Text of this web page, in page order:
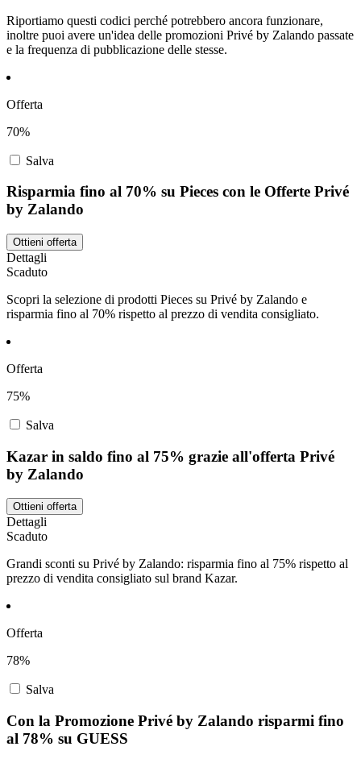
Riportiamo questi codici perché potrebbero ancora funzionare,
inoltre puoi avere un'idea delle promozioni Privé by Zalando passate
e la frequenza di pubblicazione delle stesse.
Offerta
70%
Salva
Risparmia fino al 70% su Pieces con le Offerte Privé
by Zalando
Ottieni offerta
Dettagli
Scaduto
Scopri la selezione di prodotti Pieces su Privé by Zalando e
risparmia fino al 70% rispetto al prezzo di vendita consigliato.
Offerta
75%
Salva
Kazar in saldo fino al 75% grazie all'offerta Privé
by Zalando
Ottieni offerta
Dettagli
Scaduto
Grandi sconti su Privé by Zalando: risparmia fino al 75% rispetto al
prezzo di vendita consigliato sul brand Kazar.
Offerta
78%
Salva
Con la Promozione Privé by Zalando risparmi fino
al 78% su GUESS